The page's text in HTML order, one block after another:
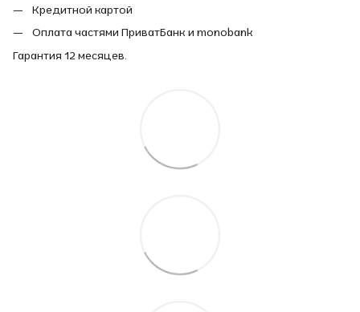
Кредитной картой
Оплата частями ПриватБанк и monobank
Гарантия 12 месяцев.